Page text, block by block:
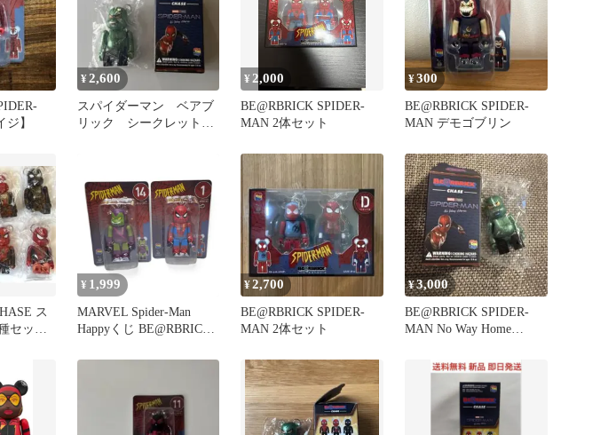
】
¥2,600
スパイダーマン ベアブ
リック シークレット
¥ 2,000
BE@RBRICK SPIDER-
MAN 2体セット
¥300
BE@RBRICK SPIDER-
MAN デモゴブリン
ス
セッ
¥ 1,999
MARVEL Spider-Man
Happyくじ BE@RBRICK
リーン・ゴブリン 2点セ
¥2,700
BE@RBRICK SPIDER-
MAN 2体セット
¥3,000
BE@RBRICK SPIDER-
MAN No Way Home